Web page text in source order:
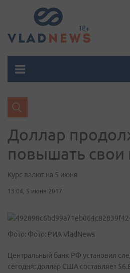
Доллар
повышать свои
Курс валют на 5 июня
13:04, 5 июня 2017
Фото: Фото: РИА VladNews
Центральный банк РФ установил
сегодня: доллар США составляет